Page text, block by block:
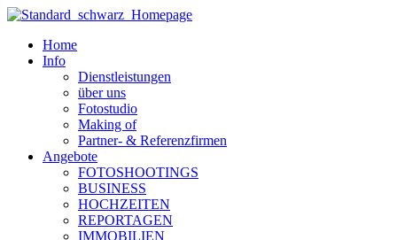
Zum
wechselnHome
Info
Dienstleistungen
über uns
Fotostudio
Making of
Partner- & Referenzfirmen
Angebote
FOTOSHOOTINGS
BUSINESS
HOCHZEITEN
REPORTAGEN
IMMOBILIEN